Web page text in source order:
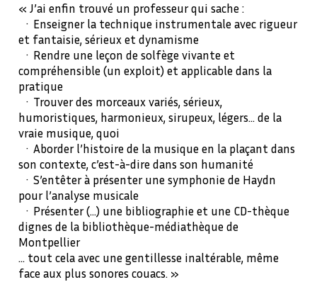
« J’ai enfin trouvé un professeur qui sache :
· Enseigner la technique instrumentale avec rigueur
et fantaisie, sérieux et dynamisme
· Rendre une leçon de solfège vivante et
compréhensible (un exploit) et applicable dans la
pratique
· Trouver des morceaux variés, sérieux,
humoristiques, harmonieux, sirupeux, légers… de la
vraie musique, quoi
· Aborder l’histoire de la musique en la plaçant dans
son contexte, c’est-à-dire dans son humanité
· S’entêter à présenter une symphonie de Haydn
pour l’analyse musicale
· Présenter (…) une bibliographie et une CD-thèque
dignes de la bibliothèque-médiathèque de
Montpellier
… tout cela avec une gentillesse inaltérable, même
face aux plus sonores couacs. »